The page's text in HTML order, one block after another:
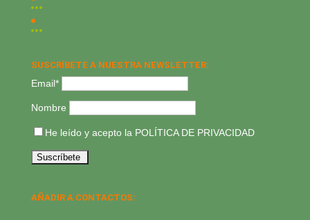
SUSCRÍBETE A NUESTRA NEWSLETTER:
Email*
Nombre
He leído y acepto la POLÍTICA DE PRIVACIDAD
AÑADIR A CONTACTOS: